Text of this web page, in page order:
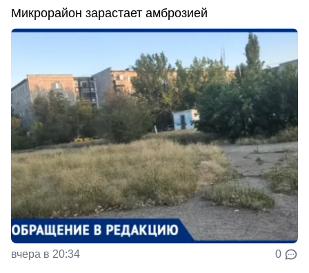
Микрорайон зарастает амброзией
вчера в 20:34 0